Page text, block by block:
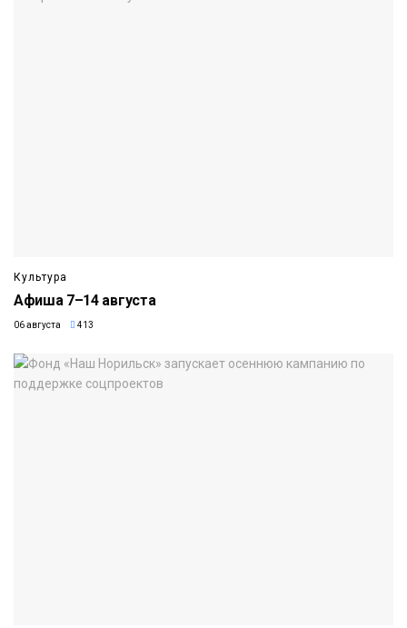
Культура
Афиша 7–14 августа
06 августа 413